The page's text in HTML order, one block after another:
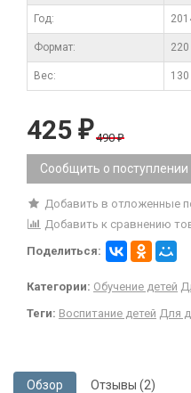
Год:
Формат: 220
Вес: 130
425 ₽ 490₽
Сообщить о поступлении
Добавить в отложенные
Добавить к сравнению
Поделиться:
Категории: Обучение детей
Теги: Воспитание детей Для
Обзор Отзывы (2)